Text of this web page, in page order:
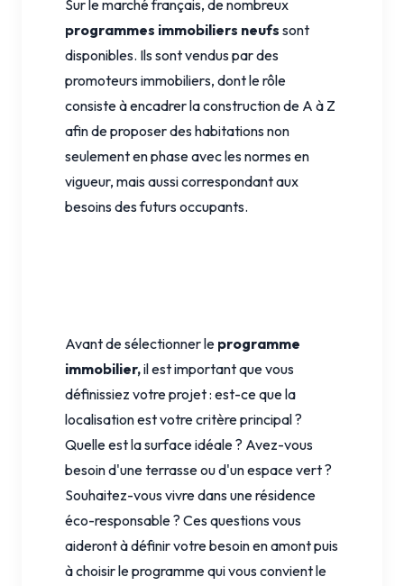
Sur le marché français, de nombreux
programmes immobiliers neufs sont
disponibles. Ils sont vendus par des
promoteurs immobiliers, dont le rôle
consiste à encadrer la construction de A à Z
afin de proposer des habitations non
seulement en phase avec les normes en
vigueur, mais aussi correspondant aux
besoins des futurs occupants.
Avant de sélectionner le programme
immobilier,il est important que vous
définissiez votre projet : est-ce que la
localisation est votre critère principal ?
Quelle est la surface idéale ? Avez-vous
besoin d'une terrasse ou d'un espace vert ?
Souhaitez-vous vivre dans une résidence
éco-responsable ? Ces questions vous
aideront à définir votre besoin en amont puis
à choisir le programme qui vous convient le